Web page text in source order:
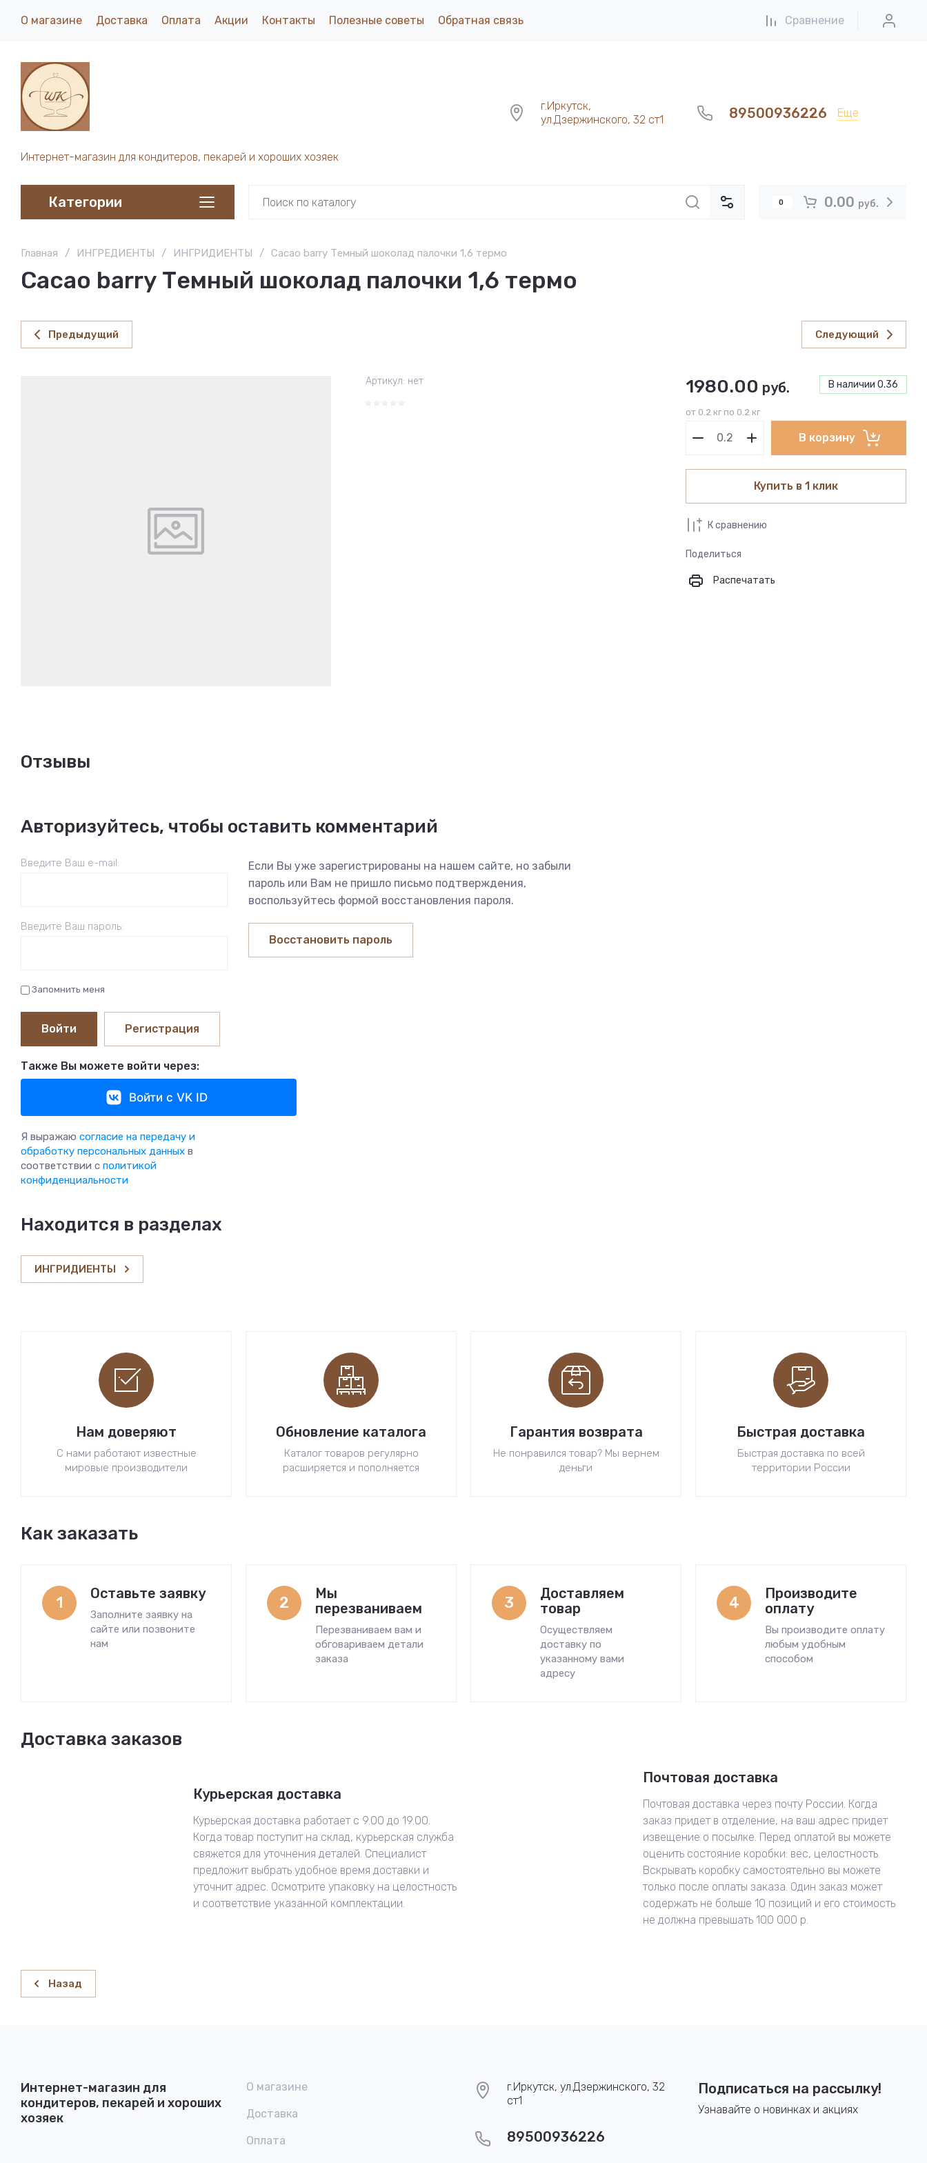
О магазине Доставка Оплата Акции Контакты Полезные советы Обратная связь Сравнение
Интернет-магазин для кондитеров, пекарей и хороших хозяек
г.Иркутск,
ул.Дзержинского, 32 ст1
89500936226 Еще
0 0.00 руб.
Категории
Главная / ИНГРЕДИЕНТЫ / ИНГРИДИЕНТЫ / Cacao barry Темный шоколад палочки 1,6 термо
Cacao barry Темный шоколад палочки 1,6 термо
Предыдущий Следующий
Артикул: нет В наличии 0.36
1980.00 руб.
от 0.2 кг по 0.2 кг
В корзину
Купить в 1 клик
К сравнению
Поделиться
Распечатать
Отзывы
Авторизуйтесь, чтобы оставить комментарий
Введите Ваш e-mail:
Введите Ваш пароль:
Запомнить меня
Войти Регистрация
Если Вы уже зарегистрированы на нашем сайте, но забыли
пароль или Вам не пришло письмо подтверждения,
воспользуйтесь формой восстановления пароля.
Восстановить пароль
Также Вы можете войти через:
Войти с VK ID
Я выражаю согласие на передачу и
обработку персональных данных в
соответствии с политикой
конфиденциальности
Находится в разделах
ИНГРИДИЕНТЫ
Нам доверяют
С нами работают известные
мировые производители
Обновление каталога
Каталог товаров регулярно
расширяется и пополняется
Гарантия возврата
Не понравился товар? Мы вернем
деньги
Быстрая доставка
Быстрая доставка по всей
территории России
Как заказать
1 Оставьте заявку
Заполните заявку на
сайте или позвоните
нам
2
Мы
перезваниваем
Перезваниваем вам и
обговариваем детали
заказа
3
Доставляем
товар
Осуществляем
доставку по
указанному вами
адресу
4
Производите
оплату
Вы производите оплату
любым удобным
способом
Доставка заказов
Курьерская доставка
Курьерская доставка работает с 9.00 до 19.00.
Когда товар поступит на склад, курьерская служба
свяжется для уточнения деталей. Специалист
предложит выбрать удобное время доставки и
уточнит адрес. Осмотрите упаковку на целостность
и соответствие указанной комплектации.
Почтовая доставка
Почтовая доставка через почту России. Когда
заказ придет в отделение, на ваш адрес придет
извещение о посылке. Перед оплатой вы можете
оценить состояние коробки: вес, целостность.
Вскрывать коробку самостоятельно вы можете
только после оплаты заказа. Один заказ может
содержать не больше 10 позиций и его стоимость
не должна превышать 100 000 р.
Назад
Интернет-магазин для
кондитеров, пекарей и хороших
хозяек
О магазине
Доставка
Оплата
г.Иркутск, ул.Дзержинского, 32
ст1
89500936226
Подписаться на рассылку!
Узнавайте о новинках и акциях